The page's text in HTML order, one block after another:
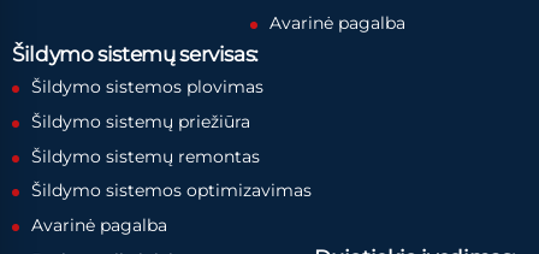
Avarinė pagalba
Šildymo sistemų servisas:
Šildymo sistemos plovimas
Šildymo sistemų priežiūra
Šildymo sistemų remontas
Šildymo sistemos optimizavimas
Avarinė pagalba